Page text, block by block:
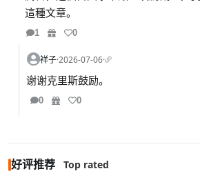
這種文章。
1 0
祥子·2026-07-06·
谢谢克里斯鼓励。
0 0
好评推荐 Top rated